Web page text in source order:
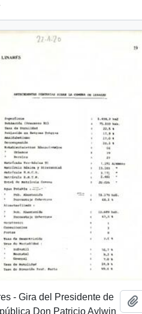
- Gira del Presidente de
Don Patricio Aylwin